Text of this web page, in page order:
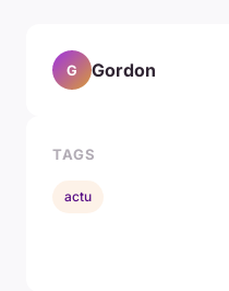
G Gordon
TAGS
actu